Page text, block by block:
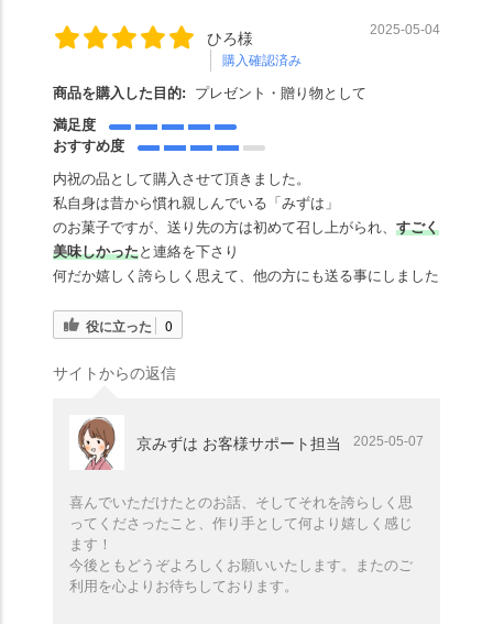
ひろ様
購入確認済み
2025-05-04
商品を購入した目的:
プレゼント・贈り物として
満足度
おすすめ度
内祝の品として購入させて頂きました。
私自身は昔から慣れ親しんでいる「みずは」
のお菓子ですが、送り先の方は初めて召し上がられ、 すごく
美味しかったと連絡を下さり
何だか嬉しく誇らしく思えて、他の方にも送る事にしました
役に立った 0
サイトからの返信
京みずは お客様サポート担当 2025-05-07
喜んでいただけたとのお話、そしてそれを誇らしく思
ってくださったこと、作り手として何より嬉しく感じ
ます！
今後ともどうぞよろしくお願いいたします。またのご
利用を心よりお待ちしております。